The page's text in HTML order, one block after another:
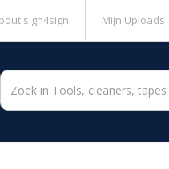
sign4sign Mijn Uploads